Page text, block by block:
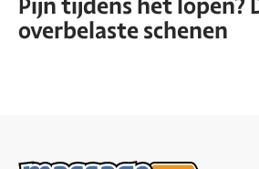
Pijn tijdens het lopen?
overbelaste schenen